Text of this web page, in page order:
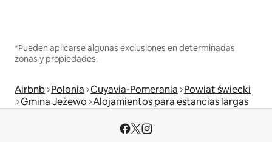
*Pueden aplicarse algunas exclusiones en determinadas
zonas y propiedades.
Airbnb Polonia Cuyavia-Pomerania Powiat świecki
Gmina Jeżewo Alojamientos para estancias largas